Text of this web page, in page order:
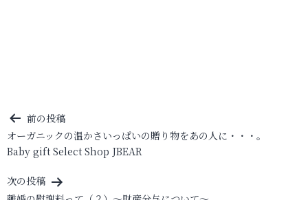
投
稿
ナ
ビ
前の投稿
オーガニックの温かさいっぱいの贈り物をあの人に・・・。
Baby gift Select Shop JBEAR
次の投稿